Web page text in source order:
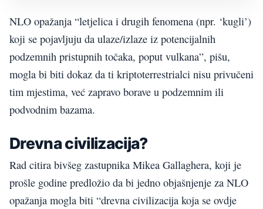
NLO opažanja “letjelica i drugih fenomena (npr. ‘kugli’)
koji se pojavljuju da ulaze/izlaze iz potencijalnih
podzemnih pristupnih točaka, poput vulkana”, pišu,
mogla bi biti dokaz da ti kriptoterrestrialci nisu privučeni
tim mjestima, već zapravo borave u podzemnim ili
podvodnim bazama.
Drevna civilizacija?
Rad citira bivšeg zastupnika Mikea Gallaghera, koji je
prošle godine predložio da bi jedno objašnjenje za NLO
opažanja mogla biti “drevna civilizacija koja se ovdje